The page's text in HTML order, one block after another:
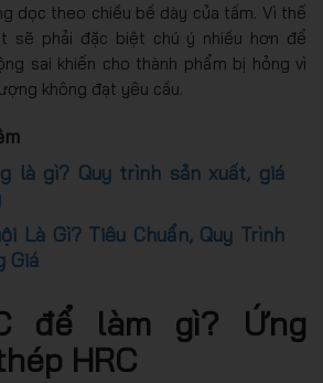
dọc theo chiều bề dày của tấm. Vì thế
sẽ phải đặc biệt chú ý nhiều hơn để
sai khiến cho thành phẩm bị hỏng vì
không đạt yêu cầu.
là gì? Quy trình sản xuất, giá
Là Gì? Tiêu Chuẩn, Quy Trình
Giá
để làm gì? Ứng
HRC